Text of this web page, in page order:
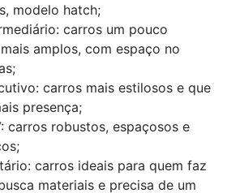
modelo hatch;
carros um pouco
amplos, com espaço no
carros mais estilosos e que
presença;
carros robustos, espaçosos e
carros ideais para quem faz
materiais e precisa de um